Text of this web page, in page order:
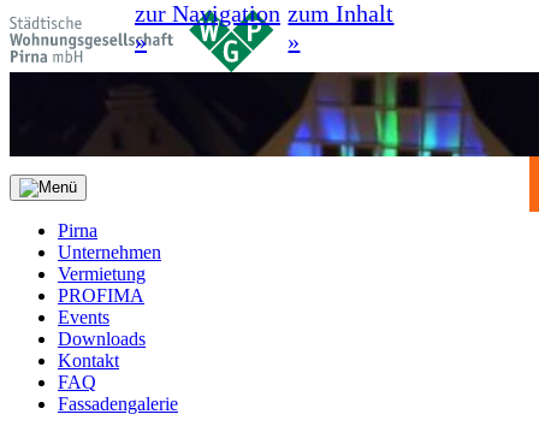
zur Navigation
»
zum Inhalt
»
Pirna
Unternehmen
Vermietung
PROFIMA
Events
Downloads
Kontakt
FAQ
Fassadengalerie